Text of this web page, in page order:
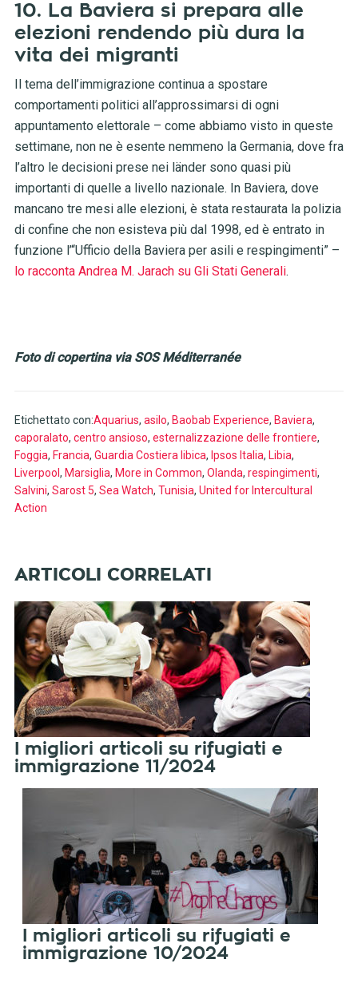
10. La Baviera si prepara alle
elezioni rendendo più dura la
vita dei migranti
Il tema dell’immigrazione continua a spostare
comportamenti politici all’approssimarsi di ogni
appuntamento elettorale – come abbiamo visto in queste
settimane, non ne è esente nemmeno la Germania, dove fra
l’altro le decisioni prese nei länder sono quasi più
importanti di quelle a livello nazionale. In Baviera, dove
mancano tre mesi alle elezioni, è stata restaurata la polizia
di confine che non esisteva più dal 1998, ed è entrato in
funzione l’“Ufficio della Baviera per asili e respingimenti” –
lo racconta Andrea M. Jarach su Gli Stati Generali.
Foto di copertina via SOS Méditerranée
Etichettato con:Aquarius, asilo, Baobab Experience, Baviera,
caporalato, centro ansioso, esternalizzazione delle frontiere,
Foggia, Francia, Guardia Costiera libica, Ipsos Italia, Libia,
Liverpool , Marsiglia, More in Common, Olanda, respingimenti,
Salvini, Sarost 5, Sea Watch, Tunisia, United for Intercultural
Action
I migliori articoli su rifugiati e
immigrazione 11/2024
I migliori articoli su rifugiati e
immigrazione 10/2024